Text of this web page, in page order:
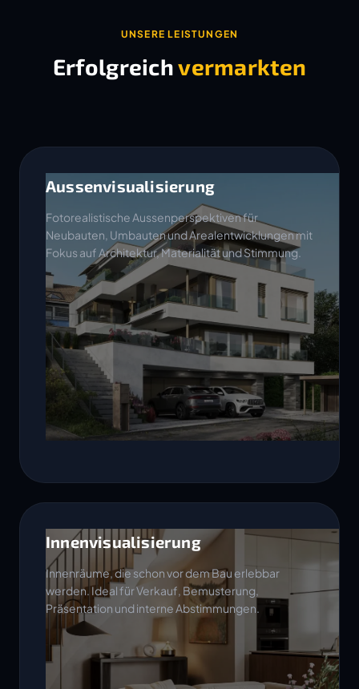
UNSERE LEISTUNGEN
Erfolgreichvermarkten
Aussenvisualisierung
Fotorealistische Aussenperspektiven für
Neubauten, Umbauten und Arealentwicklungen mit
Fokus auf Architektur, Materialität und Stimmung.
Innenvisualisierung
Innenräume, die schon vor dem Bau erlebbar
werden. Ideal für Verkauf, Bemusterung,
Präsentation und interne Abstimmungen.